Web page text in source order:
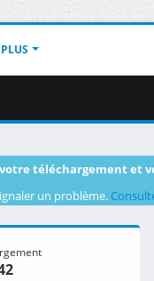
téléchargement et
un problème.